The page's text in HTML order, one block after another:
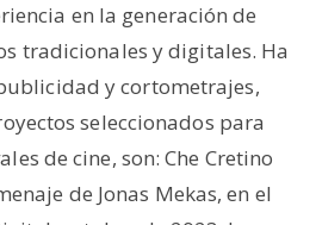
en la generación de
tradicionales y digitales. Ha
y cortometrajes,
seleccionados para
de cine, son: Che Cretino
de Jonas Mekas, en el